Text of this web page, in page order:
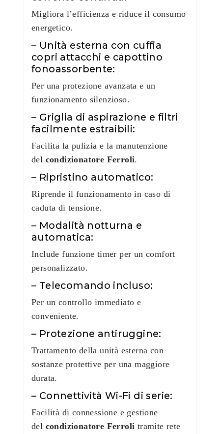
Migliora l’efficienza e riduce il consumo
energetico.
– Unità esterna con cuffia
copri attacchi e capottino
fonoassorbente:
Per una protezione avanzata e un
funzionamento silenzioso.
– Griglia di aspirazione e filtri
facilmente estraibili:
Facilita la pulizia e la manutenzione
del condizionatore Ferroli.
– Ripristino automatico:
Riprende il funzionamento in caso di
caduta di tensione.
– Modalità notturna e
automatica:
Include funzione timer per un comfort
personalizzato.
– Telecomando incluso:
Per un controllo immediato e
conveniente.
– Protezione antiruggine:
Trattamento della unità esterna con
sostanze protettive per una maggiore
durata.
– Connettività Wi-Fi di serie:
Facilità di connessione e gestione
del condizionatore Ferroli tramite rete